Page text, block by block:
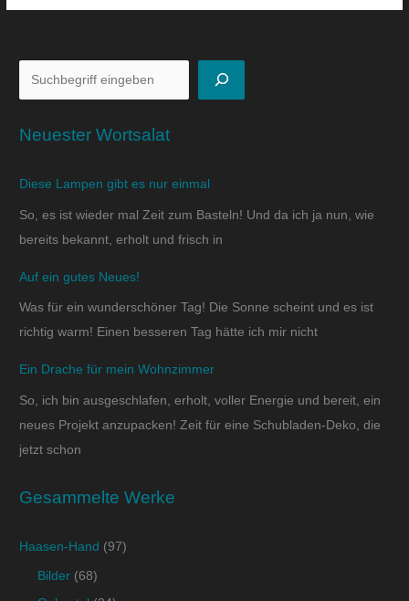
Neuester Wortsalat
Diese Lampen gibt es nur einmal
So, es ist wieder mal Zeit zum Basteln! Und da ich ja nun, wie
bereits bekannt, erholt und frisch in
Auf ein gutes Neues!
Was für ein wunderschöner Tag! Die Sonne scheint und es ist
richtig warm! Einen besseren Tag hätte ich mir nicht
Ein Drache für mein Wohnzimmer
So, ich bin ausgeschlafen, erholt, voller Energie und bereit, ein
neues Projekt anzupacken! Zeit für eine Schubladen-Deko, die
jetzt schon
Gesammelte Werke
Haasen-Hand (97)
Bilder (68)